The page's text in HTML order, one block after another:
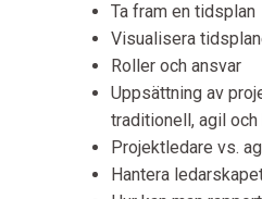
Ta fram en tidsplan
Visualisera
Roller och ansvar
Uppsättning av
traditionell, agil och
Projektledare vs.
Hantera